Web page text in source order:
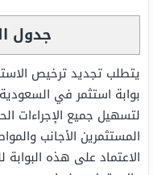
جدول
يتطلب تجديد ترخيص
بوابة استثمر في
لتسهيل جميع الإجراءات
المستثمرين الأجانب
الاعتماد على هذه